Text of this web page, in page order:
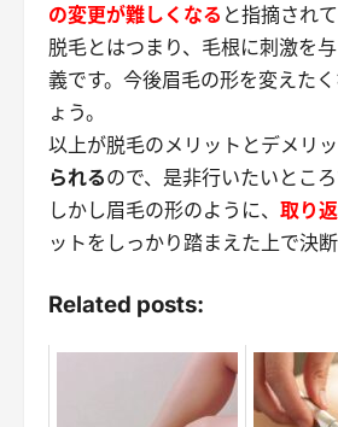
の変更が難しくなる と指摘され
脱毛とはつまり、毛根に刺激を
義です。今後眉毛の形を変えた
ょう。
以上が脱毛のメリットとデメリ
られるので、是非行いたいところ
しかし眉毛の形のように、 取り
ットをしっかり踏まえた上で決
Related posts: